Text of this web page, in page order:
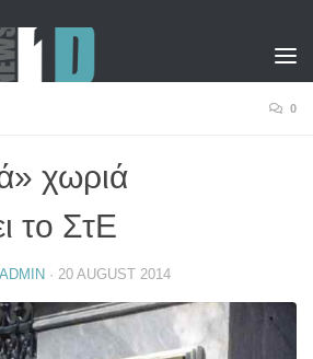
0
χωριά
το ΣτΕ
· 20 AUGUST 2014